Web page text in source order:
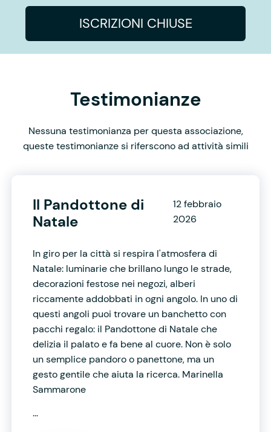
ISCRIZIONI CHIUSE
Testimonianze
Nessuna testimonianza per questa associazione,
queste testimonianze si riferscono ad attività simili
Il Pandottone di
Natale
12 febbraio
2026
In giro per la città si respira l'atmosfera di
Natale: luminarie che brillano lungo le strade,
decorazioni festose nei negozi, alberi
riccamente addobbati in ogni angolo. In uno di
questi angoli puoi trovare un banchetto con
pacchi regalo: il Pandottone di Natale che
delizia il palato e fa bene al cuore. Non è solo
un semplice pandoro o panettone, ma un
gesto gentile che aiuta la ricerca. Marinella
Sammarone
...